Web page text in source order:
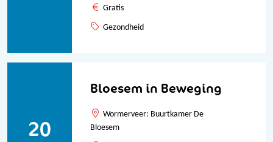
Gratis
Gezondheid
Bloesem in Beweging
20
Wormerveer: Buurtkamer De
Bloesem